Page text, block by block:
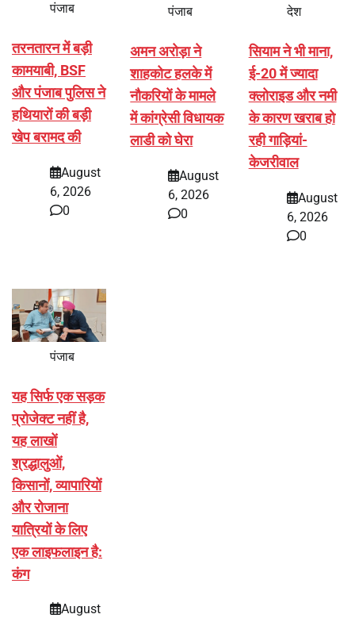
पंजाब
तरनतारन में बड़ी
कामयाबी, BSF
और पंजाब पुलिस ने
हथियारों की बड़ी
खेप बरामद की
August
6, 2026
0
पंजाब
अमन अरोड़ा ने
शाहकोट हलके में
नौकरियों के मामले
में कांग्रेसी विधायक
लाडी को घेरा
August
6, 2026
0
देश
सियाम ने भी माना,
ई-20 में ज्यादा
क्लोराइड और नमी
के कारण खराब हो
रही गाड़ियां-
केजरीवाल
August
6, 2026
0
पंजाब
यह सिर्फ एक सड़क
प्रोजेक्ट नहीं है,
यह लाखों
श्रद्धालुओं,
किसानों, व्यापारियों
और रोजाना
यात्रियों के लिए
एक लाइफलाइन है:
कंग
August